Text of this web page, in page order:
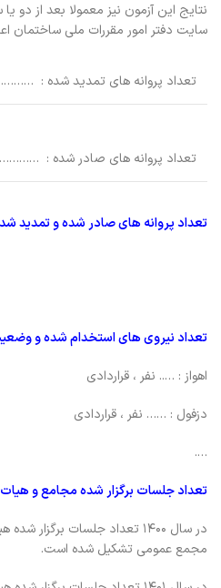
نتایج این آزمون نیز معمولا بعد از دو
سایت دفتر امور مقررات ملی ساختمان
تعداد پروانه های تمدید شده :
تعداد پروانه های صادر شده :
تعداد پروانه های صادر شده و تمدید
تعداد نیروی های استخدام شده و
اهواز : ….. نفر ، قراردادی
دزفول : …… نفر ، قراردادی
….
تعداد جلسات برگزار شده مجامع و
مجمع عمومی تشکیل شده است.